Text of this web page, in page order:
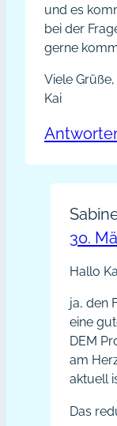
und es
bei der
gerne
Viele Grüße,
Kai
30.
Hallo
ja, den
eine
DEM
am
aktuell
Das